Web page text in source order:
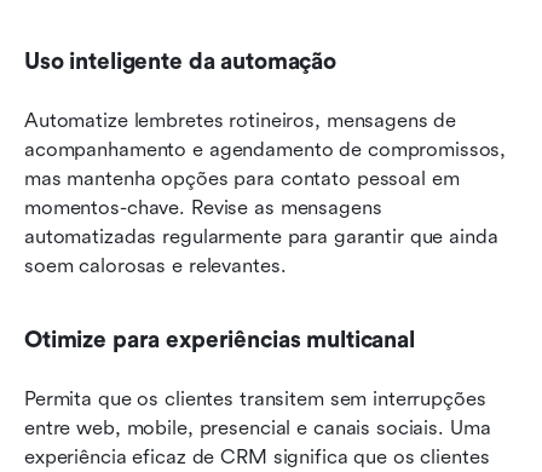
Uso inteligente da automação
Automatize lembretes rotineiros, mensagens de
acompanhamento e agendamento de compromissos,
mas mantenha opções para contato pessoal em
momentos-chave. Revise as mensagens
automatizadas regularmente para garantir que ainda
soem calorosas e relevantes.
Otimize para experiências multicanal
Permita que os clientes transitem sem interrupções
entre web, mobile, presencial e canais sociais. Uma
experiência eficaz de CRM significa que os clientes